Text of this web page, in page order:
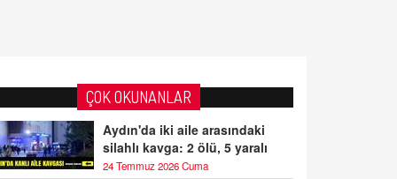
ÇOK OKUNANLAR
Aydın'da iki aile arasındaki
silahlı kavga: 2 ölü, 5 yaralı
24 Temmuz 2026 Cuma